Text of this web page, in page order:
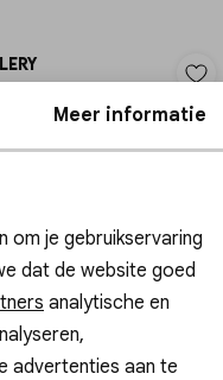
zijn?
ook gelijk €5,- korting!
cookies
Meer informatie
om je gebruikservaring
dat de website goed
analytische en
advertenties aan te